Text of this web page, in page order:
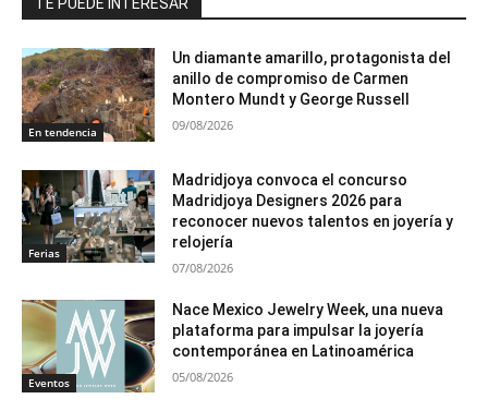
En tendencia
Un diamante amarillo, protagonista del
anillo de compromiso de Carmen
Montero Mundt y George Russell
09/08/2026
Ferias
Madridjoya convoca el concurso
Madridjoya Designers 2026 para
reconocer nuevos talentos en joyería y
relojería
07/08/2026
Eventos
Nace Mexico Jewelry Week, una nueva
plataforma para impulsar la joyería
contemporánea en Latinoamérica
05/08/2026